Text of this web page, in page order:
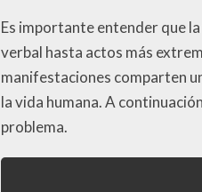
Es importante entender que
verbal hasta actos más
manifestaciones comparten
la vida humana. A
problema.